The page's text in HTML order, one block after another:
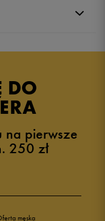
DO
pierwsze
250 zł
męska